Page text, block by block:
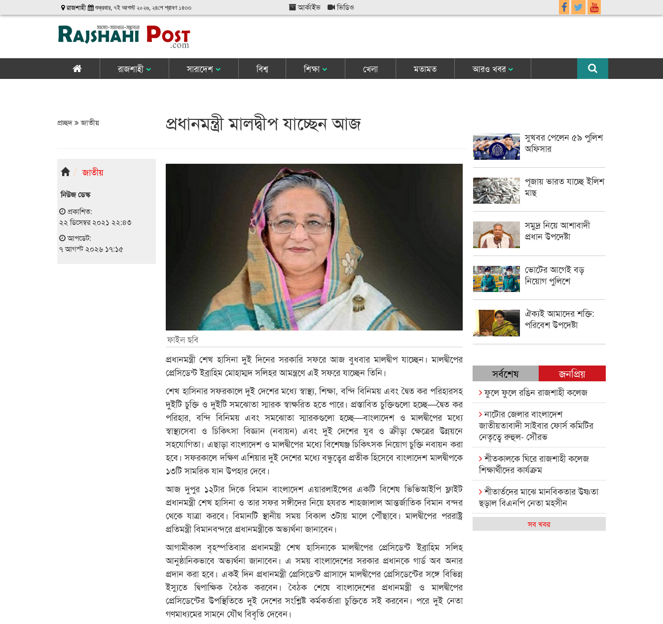
রাজশাহী শুক্রবার, ৭ই আগস্ট ২০২৬, ২৪শে শ্রাবণ ১৪৩৩ আর্কাইভ ভিডিও
রাজশাহী সারাদেশ বিশ্ব শিক্ষা খেলা মতামত আরও খবর
প্রচ্ছদ জাতীয় প্রধানমন্ত্রী মালদ্বীপ যাচ্ছেন আজ
জাতীয়
নিউজ ডেস্ক
প্রকাশিত:
২২ ডিসেম্বর ২০২১ ২২:৪৩
আপডেট:
৭ আগস্ট ২০২৬ ১৭:১৫
ফাইল ছবি
প্রধানমন্ত্রী শেখ হাসিনা দুই দিনের সরকারি সফরে আজ বুধবার মালদ্বীপ যাচ্ছেন। মালদ্বীপের
প্রেসিডেন্ট ইব্রাহিম মোহাম্মদ সলিহর আমন্ত্রণে এই সফরে যাচ্ছেন তিনি।
শেখ হাসিনার সফরকালে দুই দেশের মধ্যে স্বাস্থ্য, শিক্ষা, বন্দি বিনিময় এবং দ্বৈত কর পরিহারসহ
দুইটি চুক্তি ও দুইটি সমঝোতা স্মারক স্বাক্ষরিত হতে পারে। প্রস্তাবিত চুক্তিগুলো হচ্ছে—দ্বৈত কর
পরিহার, বন্দি বিনিময় এবং সমঝোতা স্মারকগুলো হচ্ছে—বাংলাদেশ ও মালদ্বীপের মধ্যে
স্বাস্থ্যসেবা ও চিকিৎসা বিজ্ঞান (নবায়ন) এবং দুই দেশের যুব ও ক্রীড়া ক্ষেত্রের উন্নয়নে
সহযোগিতা। এছাড়া বাংলাদেশ ও মালদ্বীপের মধ্যে বিশেষঞ্জ চিকিৎসক নিয়োগ চুক্তি নবায়ন করা
হবে। সফরকালে দক্ষিণ এশিয়ার দুই দেশের মধ্যে বন্ধুত্বের প্রতীক হিসেবে বাংলাদেশ মালদ্বীপকে
১৩টি সামরিক যান উপহার দেবে।
আজ দুপুর ১২টার দিকে বিমান বাংলাদেশ এয়ারলাইন্সের একটি বিশেষ ভিভিআইপি ফ্লাইট
প্রধানমন্ত্রী শেখ হাসিনা ও তার সফর সঙ্গীদের নিয়ে হযরত শাহজালাল আন্তর্জাতিক বিমান বন্দর
থেকে যাত্রা করবে। বিমানটি স্থানীয় সময় বিকাল ৩টায় মালে পৌঁছাবে। মালদ্বীপের পররাষ্ট্র
প্রতিমন্ত্রী বিমানবন্দরে প্রধানমন্ত্রীকে অভ্যর্থনা জানাবেন।
আগামীকাল বৃহস্পতিবার প্রধানমন্ত্রী শেখ হাসিনাকে মালদ্বীপের প্রেসিডেন্ট ইব্রাহিম সলিহ
আনুষ্ঠানিকভাবে অভ্যর্থনা জানাবেন। এ সময় বাংলাদেশের সরকার প্রধানকে গার্ড অব অনার
প্রদান করা হবে। একই দিন প্রধানমন্ত্রী প্রেসিডেন্ট প্রাসাদে মালদ্বীপের প্রেসিডেন্টের সঙ্গে বিভিন্ন
ইস্যুতে দ্বিপাক্ষিক বৈঠক করবেন। বৈঠক শেষে বাংলাদেশের প্রধানমন্ত্রী ও মালদ্বীপের
প্রেসিডেন্টের উপস্থিতিতে দুই দেশের সংশ্লিষ্ট কর্মকর্তারা চুক্তিতে সই করবেন। পরে দুই নেতা
গণমাধ্যমের সামনে যৌথ বিবৃতি দেবেন।
সুখবর পেলেন ৫৯ পুলিশ
অফিসার
পূজায় ভারত যাচ্ছে ইলিশ
মাছ
সমুদ্র নিয়ে আশাবাদী
প্রধান উপদেষ্টা
ভোটের আগেই বড়
নিয়োগ পুলিশে
ঐক্যই আমাদের শক্তি:
পরিবেশ উপদেষ্টা
সর্বশেষ জনপ্রিয়
ফুলে ফুলে রঙিন রাজশাহী কলেজ
নাটোর জেলার বাংলাদেশ
জাতীয়তাবাদী সাইবার ফোর্স কমিটির
নেতৃত্বে রুহুল- সৌরভ
শীতকালকে ঘিরে রাজশাহী কলেজ
শিক্ষার্থীদের কার্যক্রম
শীতার্তদের মাঝে মানবিকতার উষ্ণতা
ছড়াল বিএনপি নেতা মহসীন
রাজশাহী কলেজের মিষ্টি বিকেল
সব খবর